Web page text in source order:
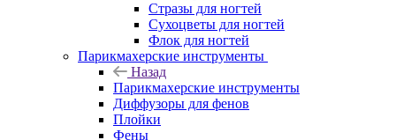
Стразы для ногтей
Сухоцветы для ногтей
Флок для ногтей
Парикмахерские инструменты
Назад
Парикмахерские инструменты
Диффузоры для фенов
Плойки
Фены